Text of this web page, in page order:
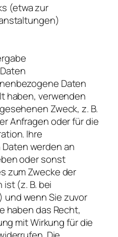
(etwa zur
Daten
haben, verwenden
Zweck, z. B.
Anfragen oder für die
Ihre
werden an
oder sonst
zum Zwecke der
(z. B. bei
und wenn Sie zuvor
haben das Recht,
mit Wirkung für die